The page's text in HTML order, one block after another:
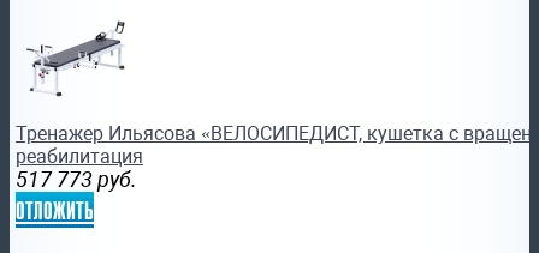
Тренажер Ильясова «ВЕЛОСИПЕДИСТ, кушетка с
реабилитация
517 773 руб.
отложить